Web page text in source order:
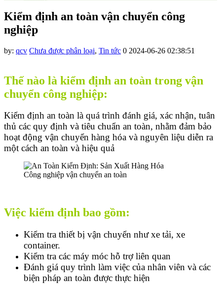
Kiểm định an toàn vận chuyển công
nghiệp
by: qcv Chưa được phân loại, Tin tức 0 2024-06-26 02:38:51
Thế nào là kiểm định an toàn trong vận
chuyển công nghiệp:
Kiểm định an toàn là quá trình đánh giá, xác nhận, tuân
thủ các quy định và tiêu chuẩn an toàn, nhằm đảm bảo
hoạt động vận chuyển hàng hóa và nguyên liệu diễn ra
một cách an toàn và hiệu quả
Công nghiệp vận chuyển an toàn
Việc kiểm định bao gồm:
Kiểm tra thiết bị vận chuyển như xe tải, xe
container.
Kiểm tra các máy móc hỗ trợ liên quan
Đánh giá quy trình làm việc của nhân viên và các
biện pháp an toàn được thực hiện